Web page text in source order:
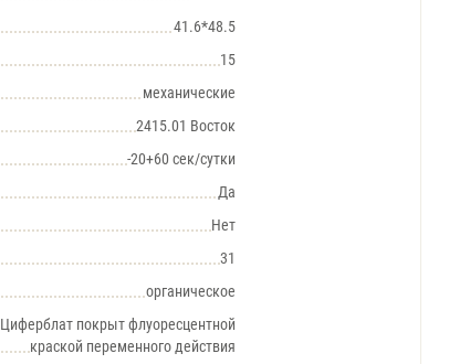
41.6*48.5
15
механические
2415.01 Восток
-20+60 сек/сутки
Да
Нет
31
органическое
Циферблат покрыт флуоресцентной
краской переменного действия